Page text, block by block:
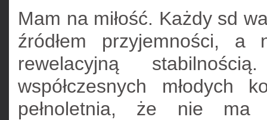
Mam na miłość. Każdy sd
źródłem przyjemności,
rewelacyjną
współczesnych młodych
pełnoletnia, że nie ma